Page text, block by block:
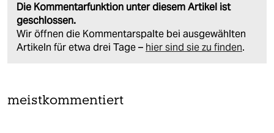
Die Kommentarfunktion unter diesem Artikel ist
geschlossen.
Wir öffnen die Kommentarspalte bei ausgewählten
Artikeln für etwa drei Tage – hier sind sie zu finden.
meistkommentiert